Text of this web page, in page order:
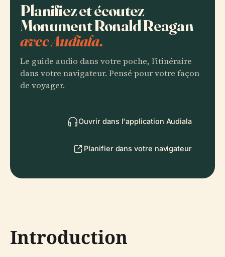
Planifiez et écoutez
Monument Ronald Reagan
avec Audiala.
Le guide audio dans votre poche, l'itinéraire
dans votre navigateur. Pensé pour votre façon
de voyager.
Ouvrir dans l'application Audiala
Planifier dans votre navigateur
Introduction